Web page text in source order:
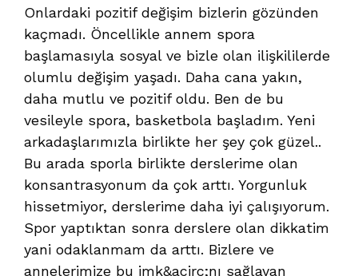
Onlardaki pozitif değişim bizlerin gözünden
kaçmadı. Öncellikle annem spora
başlamasıyla sosyal ve bizle olan ilişkililerde
olumlu değişim yaşadı. Daha cana yakın,
daha mutlu ve pozitif oldu. Ben de bu
vesileyle spora, basketbola başladım. Yeni
arkadaşlarımızla birlikte her şey çok güzel..
Bu arada sporla birlikte derslerime olan
konsantrasyonum da çok arttı. Yorgunluk
hissetmiyor, derslerime daha iyi çalışıyorum.
Spor yaptıktan sonra derslere olan dikkatim
yani odaklanmam da arttı. Bizlere ve
annelerimize bu imk&acirc;nı sağlayan